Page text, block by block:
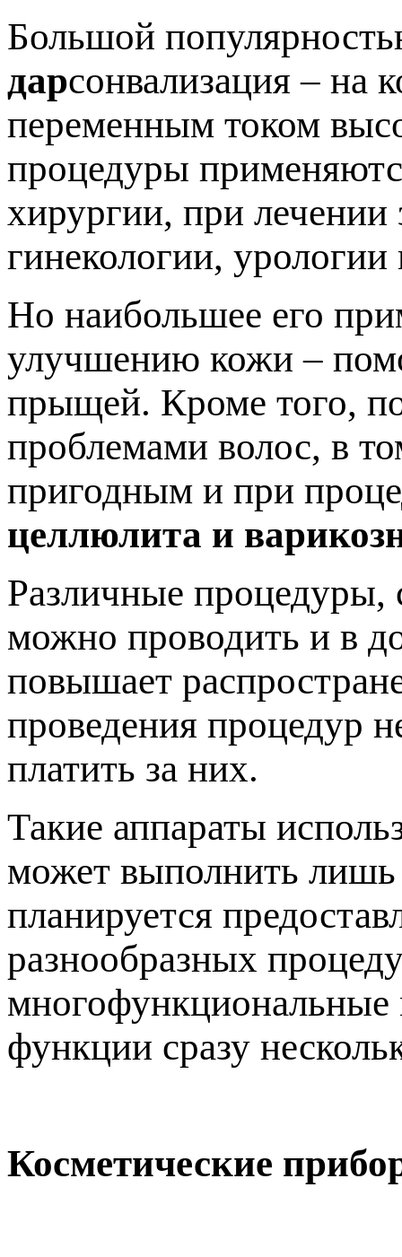
Большой
дарсонвализация – на
переменным током
процедуры
хирургии, при лечении
гинекологии, урологии
Но наибольшее его
улучшению кожи –
прыщей. Кроме того,
проблемами волос, в
пригодным и при
целлюлита и
Различные процедуры,
можно проводить и в
повышает
проведения процедур
платить за них.
Такие аппараты
может выполнить
планируется
разнообразных
многофункциональные
функции сразу
Косметические